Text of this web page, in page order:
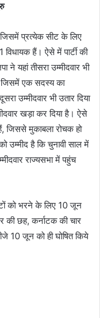
जिसमें प्रत्येक सीट के लिए
हैं। ऐसे में पार्टी की
यहां तीसरा उम्मीदवार भी
जिसमें एक सदस्य का
उम्मीदवार भी उतार दिया
खड़ा कर दिया है। ऐसे
जिससे मुकाबला रोचक हो
उम्मीद है कि चुनावी साल में
राज्यसभा में पहुंच
को भरने के लिए 10 जून
की छह, कर्नाटक की चार
10 जून को ही घोषित किये